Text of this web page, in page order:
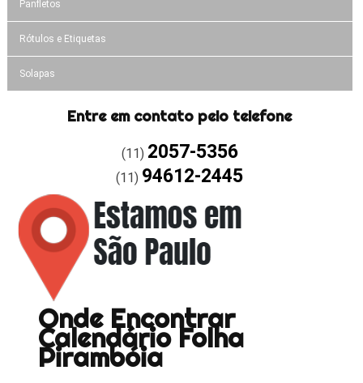
Panfletos
Rótulos e Etiquetas
Solapas
Entre em contato pelo telefone
(11) 2057-5356
(11) 94612-2445
Onde Encontrar
Calendário Folha
Pirambóia